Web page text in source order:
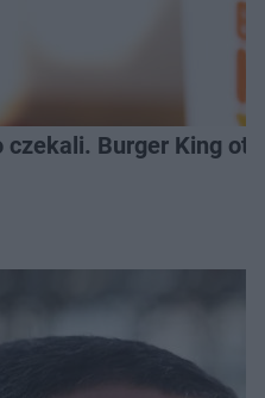
czekali. Burger King